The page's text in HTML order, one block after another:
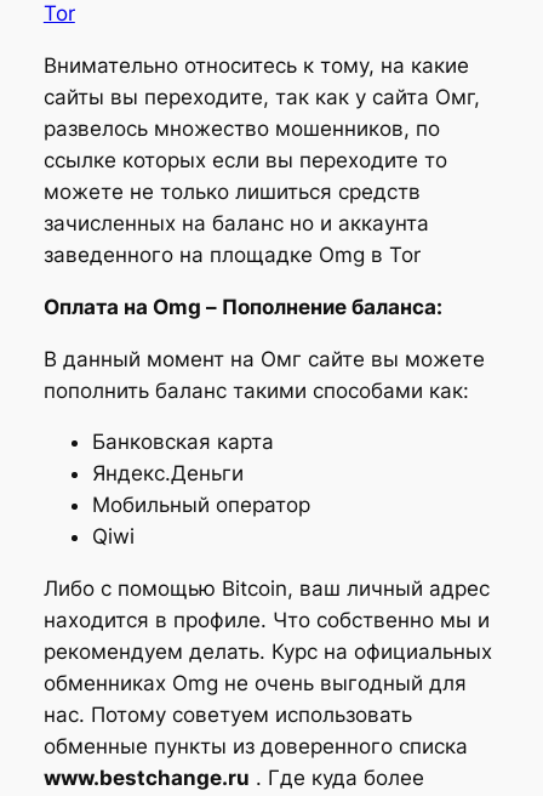
Tor
Внимательно относитесь к тому, на какие
сайты вы переходите, так как у сайта Омг,
развелось множество мошенников, по
ссылке которых если вы переходите то
можете не только лишиться средств
зачисленных на баланс но и аккаунта
заведенного на площадке Omg в Tor
Оплата на Omg – Пополнение баланса:
В данный момент на Омг сайте вы можете
пополнить баланс такими способами как:
Банковская карта
Яндекс.Деньги
Мобильный оператор
Qiwi
Либо с помощью Bitcoin, ваш личный адрес
находится в профиле. Что собственно мы и
рекомендуем делать. Курс на официальных
обменниках Omg не очень выгодный для
нас. Потому советуем использовать
обменные пункты из доверенного списка
www.bestchange.ru . Где куда более